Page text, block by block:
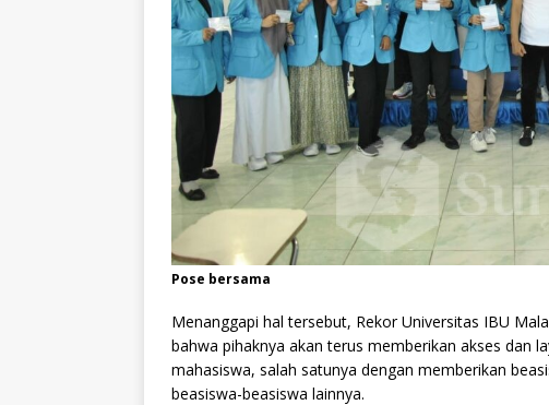
Pose bersama
Menanggapi hal tersebut, Rekor Universitas IBU
bahwa pihaknya akan terus memberikan akses dan
mahasiswa, salah satunya dengan memberikan
beasiswa-beasiswa lainnya.